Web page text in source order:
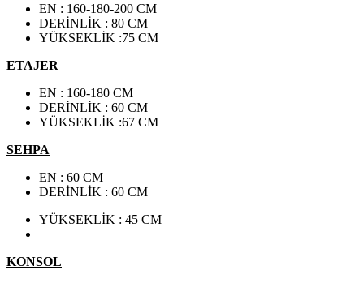
EN : 160-180-200 CM
DERİNLİK : 80 CM
YÜKSEKLİK :75 CM
ETAJER
EN : 160-180 CM
DERİNLİK : 60 CM
YÜKSEKLİK :67 CM
SEHPA
EN : 60 CM
DERİNLİK : 60 CM
YÜKSEKLİK : 45 CM
KONSOL